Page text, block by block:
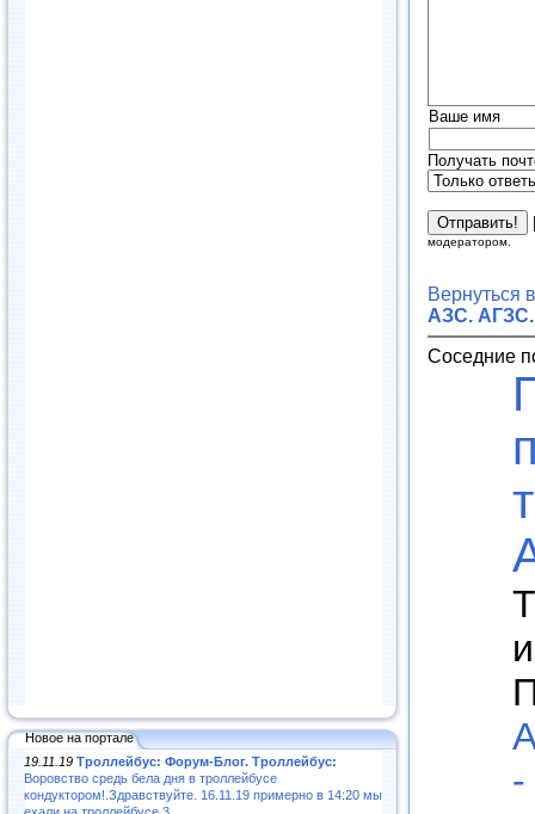
Новое на портале
19.11.19 Троллейбус: Форум-Блог. Троллейбус:
Воровство средь бела дня в троллейбусе
кондуктором!.Здравствуйте. 16.11.19 примерно в 14:20 мы
Ваше имя
Получать
модератором.
Вернуться
АЗС. АГЗС.
Соседние
-